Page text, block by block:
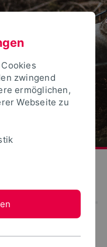
zwingend
ermöglichen,
Webseite zu